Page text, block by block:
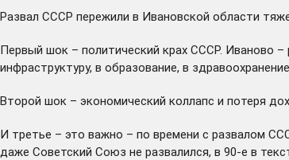
Развал СССР пережили в Ивановской области
Первый шок – политический крах СССР. Иваново –
инфраструктуру, в образование, в
Второй шок – экономический коллапс и потеря
И третье – это важно – по времени с развалом
даже Советский Союз не развалился, в 90-е в